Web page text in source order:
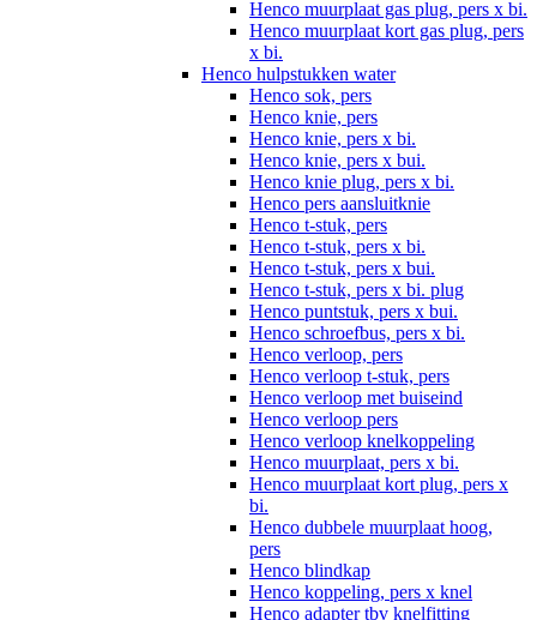
Henco muurplaat gas plug, pers x bi.
Henco muurplaat kort gas plug, pers
x bi.
Henco hulpstukken water
Henco sok, pers
Henco knie, pers
Henco knie, pers x bi.
Henco knie, pers x bui.
Henco knie plug, pers x bi.
Henco pers aansluitknie
Henco t-stuk, pers
Henco t-stuk, pers x bi.
Henco t-stuk, pers x bui.
Henco t-stuk, pers x bi. plug
Henco puntstuk, pers x bui.
Henco schroefbus, pers x bi.
Henco verloop, pers
Henco verloop t-stuk, pers
Henco verloop met buiseind
Henco verloop pers
Henco verloop knelkoppeling
Henco muurplaat, pers x bi.
Henco muurplaat kort plug, pers x
bi.
Henco dubbele muurplaat hoog,
pers
Henco blindkap
Henco koppeling, pers x knel
Henco adapter tbv knelfitting